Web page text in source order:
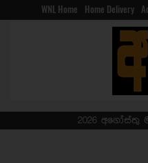
WNL Home Home Delivery
2026 අගෝස්තු